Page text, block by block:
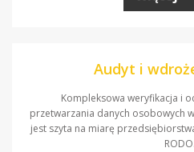
Audyt i
Kompleksowa weryfikacja i
przetwarzania danych osobowych
jest szyta na miarę
RODO.